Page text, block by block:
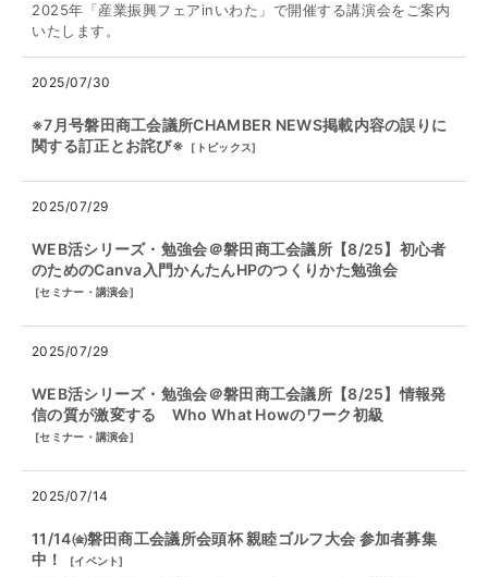
2025年「産業振興フェアinいわた」で開催する講演会をご案内
いたします。
2025/07/30
※7月号磐田商工会議所CHAMBER NEWS掲載内容の誤りに
関する訂正とお詫び※
[ トピックス]
2025/07/29
WEB活シリーズ・勉強会＠磐田商工会議所【8/25】初心者
のためのCanva入門かんたんHPのつくりかた勉強会
[セミナー・講演会]
2025/07/29
WEB活シリーズ・勉強会＠磐田商工会議所【8/25】情報発
信の質が激変する Who What Howのワーク初級
[セミナー・講演会]
2025/07/14
11/14㈮磐田商工会議所会頭杯 親睦ゴルフ大会 参加者募集
中！
[イベント]